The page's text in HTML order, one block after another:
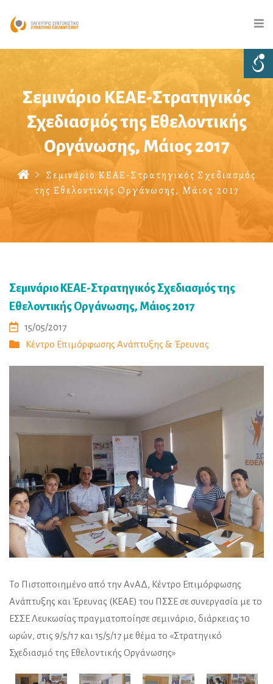
Σεμινάριο ΚΕΑΕ-Στρατηγικός
Σχεδιασμός της Εθελοντικής
Οργάνωσης, Μάιος 2017
Σεμινάριο ΚΕΑΕ-Στρατηγικός Σχεδιασμός
της Εθελοντικής Οργάνωσης, Μάιος 2017
Σεμινάριο ΚΕΑΕ-Στρατηγικός Σχεδιασμός της
Εθελοντικής Οργάνωσης, Μάιος 2017
15/05/2017
Κέντρο Επιμόρφωσης Ανάπτυξης & Έρευνας
Το Πιστοποιημένο από την ΑνΑΔ, Κέντρο Επιμόρφωσης
Ανάπτυξης και Έρευνας (ΚΕΑΕ) του ΠΣΣΕ σε συνεργασία με το
ΕΣΣΕ Λευκωσίας πραγματοποίησε σεμινάριο, διάρκειας 10
ωρών, στις 9/5/17 και 15/5/17 με θέμα το «Στρατηγικό
Σχεδιασμό της Εθελοντικής Οργάνωσης»